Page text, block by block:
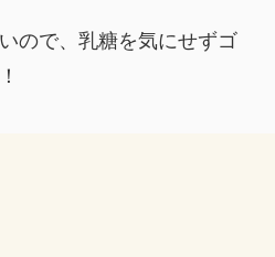
ので、乳糖を気にせずゴ